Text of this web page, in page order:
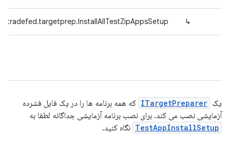
↳
یک ITargetPreparer که همه برنامه ها را در یک فایل فشرده
آزمایشی نصب می کند. برای نصب برنامه آزمایشی جداگانه لطفا به
TestAppInstallSetup نگاه کنید.